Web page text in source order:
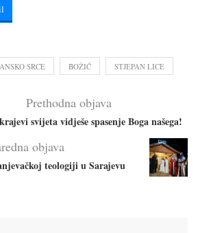
SRCE BOŽIĆ STJEPAN LICE
Prethodna objava
svijeta vidješe spasenje Boga našega!
objava
teologiji u Sarajevu